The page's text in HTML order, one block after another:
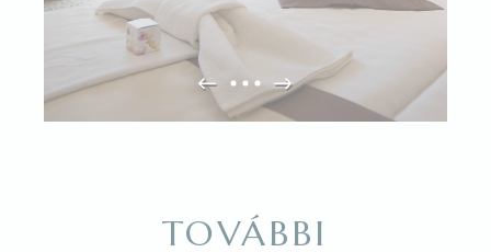
_deCookiesConsent
Consent
fb_cookie_law_consent
D-edge
Remember user's
TOVÁBBI